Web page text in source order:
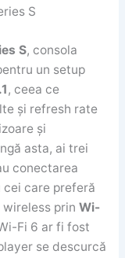
S, consola
un setup
, ceea ce
și refresh rate
și
asta, ai trei
conectarea
care preferă
prin Wi-
Fi 6 ar fi fost
se descurcă